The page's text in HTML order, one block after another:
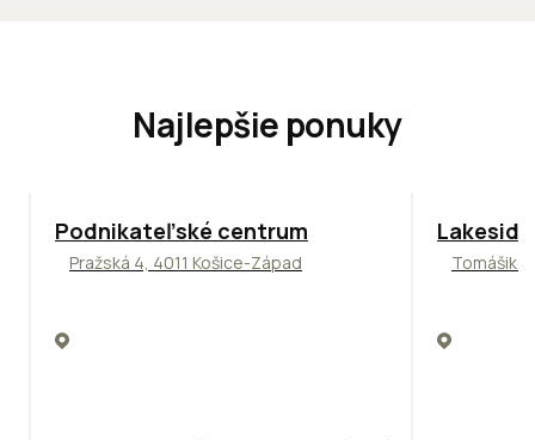
Najlepšie ponuky
ODPORÚČAME
Podnikateľské centrum
Pražská 4, 4011 Košice-Západ